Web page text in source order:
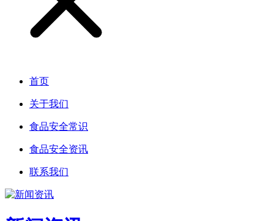
首页
关于我们
食品安全常识
食品安全资讯
联系我们